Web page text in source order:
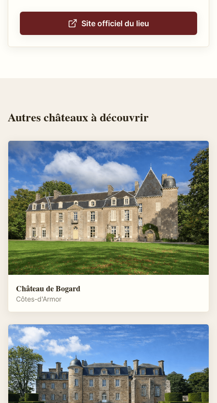
Site officiel du lieu
Autreschâteauxà découvrir
Château de Bogard
Côtes-d'Armor